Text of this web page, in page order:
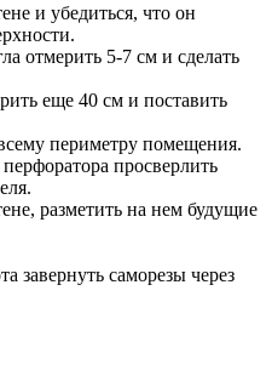
и убедиться, что он
отмерить 5-7 см и сделать
еще 40 см и поставить
периметру помещения.
просверлить
разметить на нем будущие
завернуть саморезы через